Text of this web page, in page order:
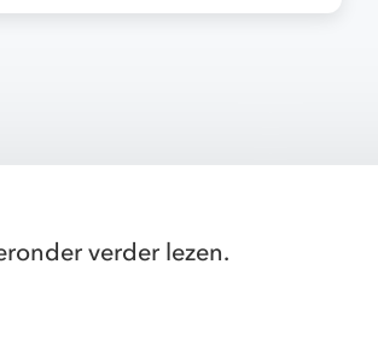
verder lezen.